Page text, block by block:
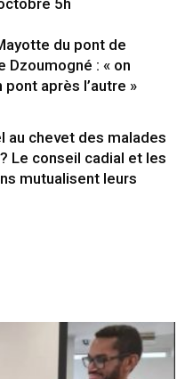
5h
du pont de
Dzoumogné : « on
pont après l’autre »
au chevet des malades
Le conseil cadial et les
mutualisent leurs